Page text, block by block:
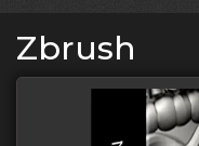
Zbrush